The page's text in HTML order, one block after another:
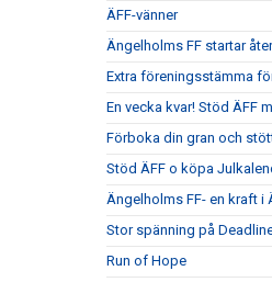
ÄFF-vänner
Ängelholms FF startar
Extra föreningsstämma
En vecka kvar! Stöd ÄFF
Förboka din gran och
Stöd ÄFF o köpa
Ängelholms FF- en kraft i
Stor spänning på
Run of Hope